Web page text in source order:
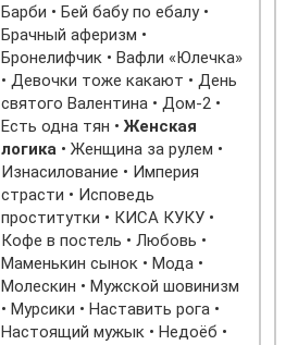
Барби • Бей бабу по ебалу •
Брачный аферизм •
Бронелифчик • Вафли «Юлечка»
• Девочки тоже какают • День
святого Валентина • Дом-2 •
Есть одна тян • Женская
логика • Женщина за рулем •
Изнасилование • Империя
страсти • Исповедь
проститутки • КИСА КУКУ •
Кофе в постель • Любовь •
Маменькин сынок • Мода •
Молескин • Мужской шовинизм
• Мурсики • Наставить рога •
Настоящий мужык • Недоёб •